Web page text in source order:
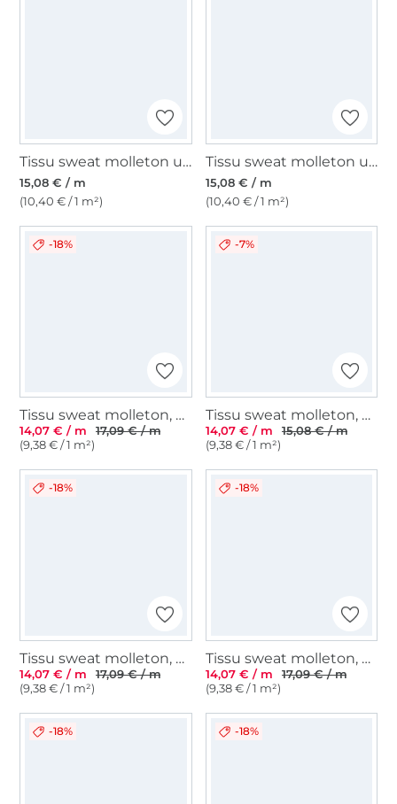
Tissu sweat molleton uni, blanc
15,08 € / m
(10,40 € / 1 m²)
Tissu sweat molleton uni, blanc cassé
15,08 € / m
(10,40 € / 1 m²)
-18%
Tissu sweat molleton, bleu denim
14,07 € / m
17,09 € / m
(9,38 € / 1 m²)
-7%
Tissu sweat molleton, baie chiné
14,07 € / m
15,08 € / m
(9,38 € / 1 m²)
-18%
Tissu sweat molleton, gris clair chiné
14,07 € / m
17,09 € / m
(9,38 € / 1 m²)
-18%
Tissu sweat molleton, bleu clair
14,07 € / m
17,09 € / m
(9,38 € / 1 m²)
-18% -18%